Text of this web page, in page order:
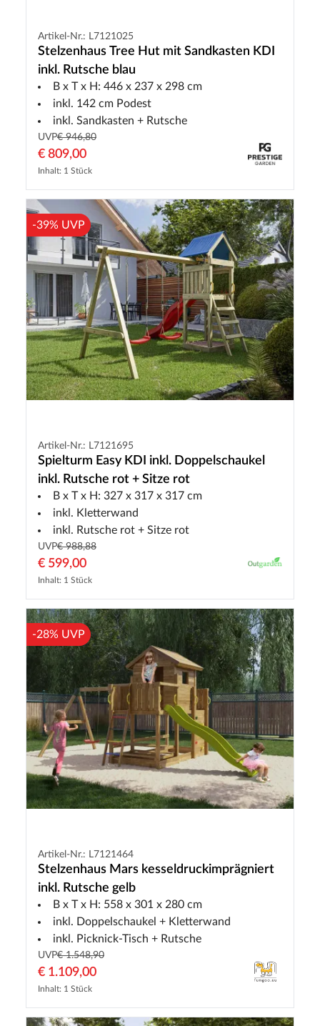
Artikel-Nr.: L7121025
Stelzenhaus Tree Hut mit Sandkasten KDI
inkl. Rutsche blau
B x T x H: 446 x 237 x 298 cm
inkl. 142 cm Podest
inkl. Sandkasten + Rutsche
UVP€ 946,80
€ 809,00
Inhalt: 1 Stück
-39% UVP
Artikel-Nr.: L7121695
Spielturm Easy KDI inkl. Doppelschaukel
inkl. Rutsche rot + Sitze rot
B x T x H: 327 x 317 x 317 cm
inkl. Kletterwand
inkl. Rutsche rot + Sitze rot
UVP€ 988,88
€ 599,00
Inhalt: 1 Stück
-28% UVP
Artikel-Nr.: L7121464
Stelzenhaus Mars kesseldruckimprägniert
inkl. Rutsche gelb
B x T x H: 558 x 301 x 280 cm
inkl. Doppelschaukel + Kletterwand
inkl. Picknick-Tisch + Rutsche
UVP€ 1.548,90
€ 1.109,00
Inhalt: 1 Stück